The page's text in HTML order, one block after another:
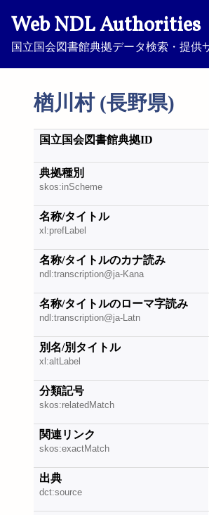
Web NDL Authorities
国立国会図書館典拠データ検索・提供
楢川村 (長野県)
国立国会図書館典拠ID
典拠種別
skos:inScheme
名称/タイトル
xl:prefLabel
名称/タイトルのカナ読み
ndl:transcription@ja-Kana
名称/タイトルのローマ字読み
ndl:transcription@ja-Latn
別名/別タイトル
xl:altLabel
分類記号
skos:relatedMatch
関連リンク
skos:exactMatch
出典
dct:source